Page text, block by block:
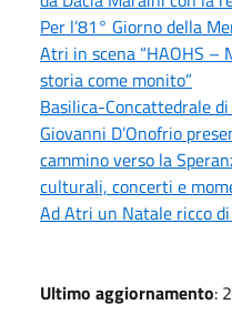
Per l’81° Giorno della
Atri in scena “HAOHS –
storia come monito”
Basilica-Concattedrale
Giovanni D’Onofrio
cammino verso la
culturali, concerti e
Ad Atri un Natale ricco
Ultimo aggiornamento: